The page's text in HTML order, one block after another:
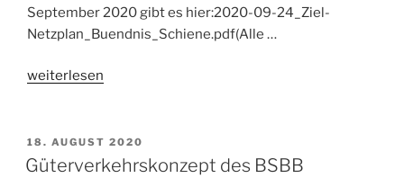
September 2020 gibt es hier:2020-09-24_Ziel-
Netzplan_Buendnis_Schiene.pdf(Alle …
„Neuer
BSBB-
Zielplanes
weiterlesen
VERÖFFENTLICHT
AM
18. AUGUST 2020
Güterverkehrskonzept des BSBB